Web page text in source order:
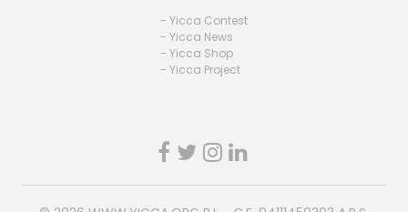
- Yicca Contest
- Yicca News
- Yicca Shop
- Yicca Project